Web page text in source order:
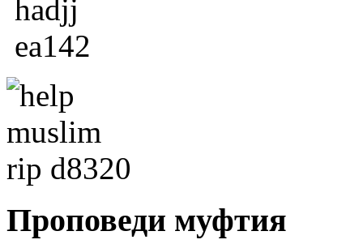
Проповеди муфтия